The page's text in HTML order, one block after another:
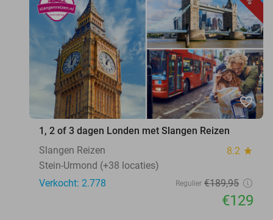
favorite_border
1, 2 of 3 dagen Londen met Slangen Reizen
Slangen Reizen
8.2 star
Stein-Urmond (+38 locaties)
Verkocht: 2.778
Regulier €189,95
€129